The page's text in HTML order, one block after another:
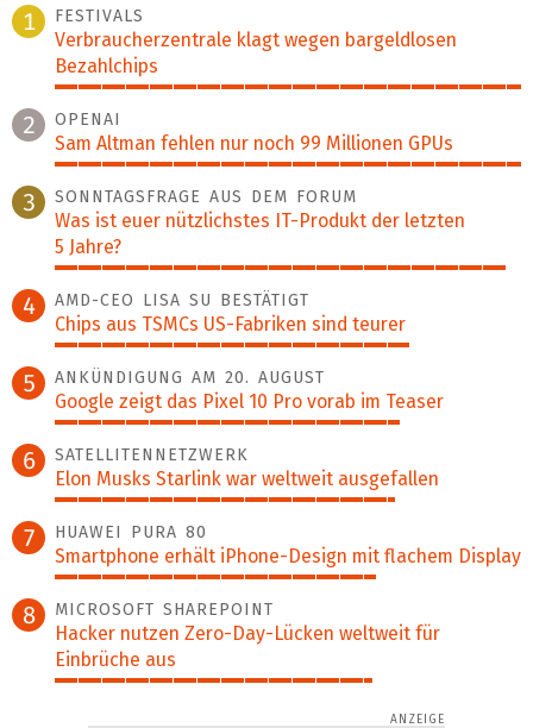
1 FESTIVALS
Verbraucherzentrale klagt wegen bargeldlosen
Bezahlchips
100%
2 OPENAI
Sam Altman fehlen nur noch 99 Millionen GPUs
100%
3 SONNTAGSFRAGE AUS DEM FORUM
Was ist euer nützlichstes IT-Produkt der letzten
5 Jahre?
97%
4 AMD-CEO LISA SU BESTÄTIGT
Chips aus TSMCs US-Fabriken sind teurer
76%
5 ANKÜNDIGUNG AM 20. AUGUST
Google zeigt das Pixel 10 Pro vorab im Teaser
74%
6 SATELLITENNETZWERK
Elon Musks Starlink war weltweit ausgefallen
73%
7 HUAWEI PURA 80
Smartphone erhält iPhone-Design mit flachem Display
69%
8 MICROSOFT SHAREPOINT
Hacker nutzen Zero-Day-Lücken weltweit für
Einbrüche aus
68%